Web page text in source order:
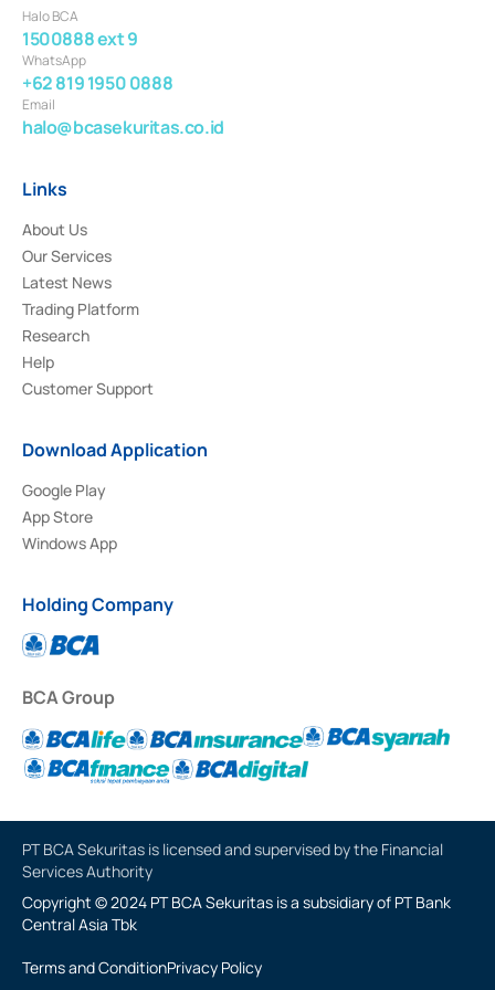
Halo BCA
1500888 ext 9
WhatsApp
+62 819 1950 0888
Email
halo@bcasekuritas.co.id
Links
About Us
Our Services
Latest News
Trading Platform
Research
Help
Customer Support
Download Application
Google Play
App Store
Windows App
Holding Company
BCA Group
PT BCA Sekuritas is licensed and supervised by the Financial
Services Authority
Copyright © 2024 PT BCA Sekuritas is a subsidiary of PT Bank
Central Asia Tbk
Terms and ConditionPrivacy Policy